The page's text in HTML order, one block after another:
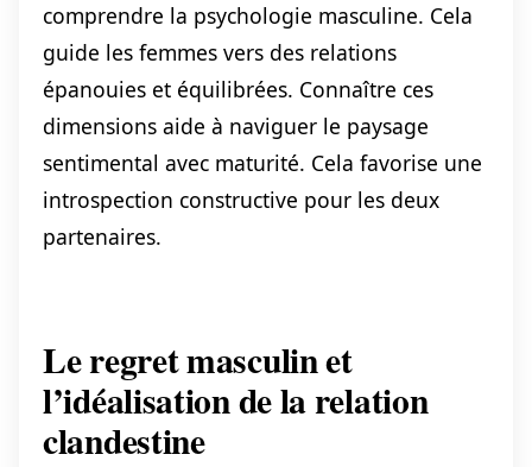
comprendre la psychologie masculine. Cela
guide les femmes vers des relations
épanouies et équilibrées. Connaître ces
dimensions aide à naviguer le paysage
sentimental avec maturité. Cela favorise une
introspection constructive pour les deux
partenaires.
Le regret masculin et
l’idéalisation de la relation
clandestine